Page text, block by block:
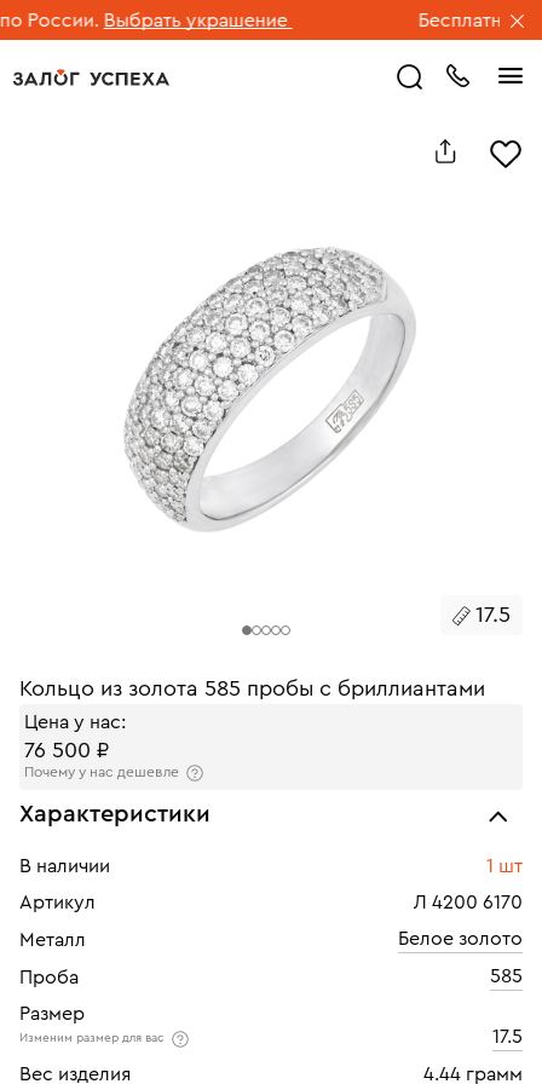
России. Выбрать украшение Бесплатная
17.5
Кольцо из золота 585 пробы с бриллиантами
Цена у нас:
76 500 ₽
Почему у нас дешевле
Характеристики
В наличии
1 шт
Артикул
Л 4200 6170
Металл
Белое золото
Проба
585
Размер
Изменим размер для вас
17.5
Вес изделия
4.44 грамм